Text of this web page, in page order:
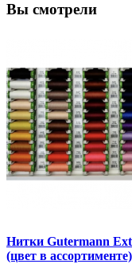
Вы смотрели
Нитки Gutermann
(цвет в ассортименте)